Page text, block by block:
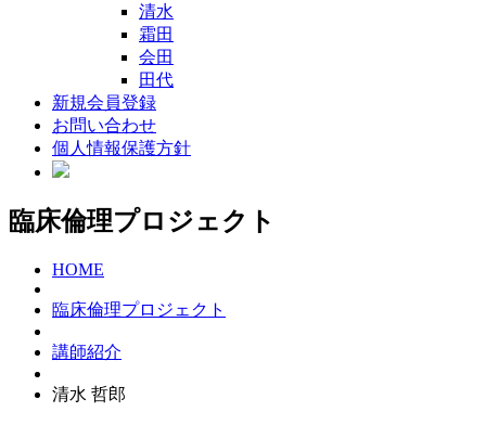
清水
霜田
会田
田代
新規会員登録
お問い合わせ
個人情報保護方針
臨床倫理プロジェクト
HOME
臨床倫理プロジェクト
講師紹介
清水 哲郎